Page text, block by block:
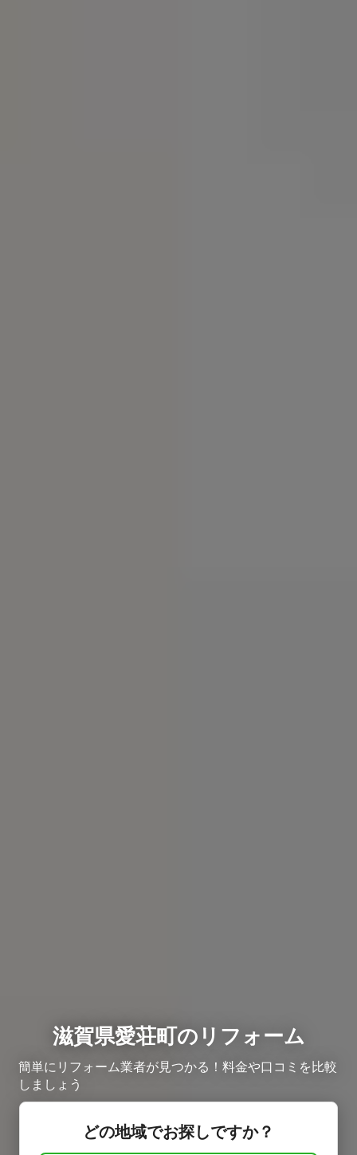
滋賀県愛荘町のリフォーム
簡単にリフォーム業者が見つかる！料金や口コミを比較
しましょう
どの地域でお探しですか？